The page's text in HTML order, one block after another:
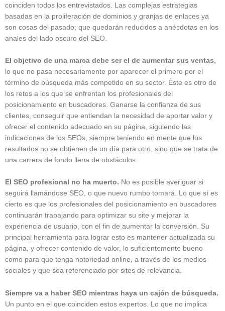
coinciden todos los entrevistados. Las complejas estrategias
basadas en la proliferación de dominios y granjas de enlaces ya
son cosas del pasado; que quedarán reducidos a anécdotas en los
anales del lado oscuro del SEO.
El objetivo de una marca debe ser el de aumentar sus ventas,
lo que no pasa necesariamente por aparecer el primero por el
término de búsqueda más competido en su sector. Éste es otro de
los retos a los que se enfrentan los profesionales del
posicionamiento en buscadores. Ganarse la confianza de sus
clientes, conseguir que entiendan la necesidad de aportar valor y
ofrecer el contenido adecuado en su página, siguiendo las
indicaciones de los SEOs, siempre teniendo en mente que los
resultados no se obtienen de un día para otro, sino que se trata de
una carrera de fondo llena de obstáculos.
El SEO profesional no ha muerto. No es posible averiguar si
seguirá llamándose SEO, o que nuevo rumbo tomará. Lo que sí es
cierto es que los profesionales del posicionamiento en buscadores
continuarán trabajando para optimizar su site y mejorar la
experiencia de usuario, con el fin de aumentar la conversión. Su
principal herramienta para lograr esto es mantener actualizada su
página, y ofrecer contenido de valor, lo suficientemente bueno
como para que tenga notoriedad online, a través de los medios
sociales y que sea referenciado por sites de relevancia.
Siempre va a haber SEO mientras haya un cajón de búsqueda.
Un punto en el que coinciden estos expertos. Lo que no implica